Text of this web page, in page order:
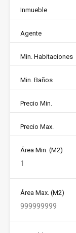
Inmueble
Agente
Min. Habitaciones
Min. Baños
Precio Min.
Precio Max.
Área Min. (M2)
Área Max. (M2)